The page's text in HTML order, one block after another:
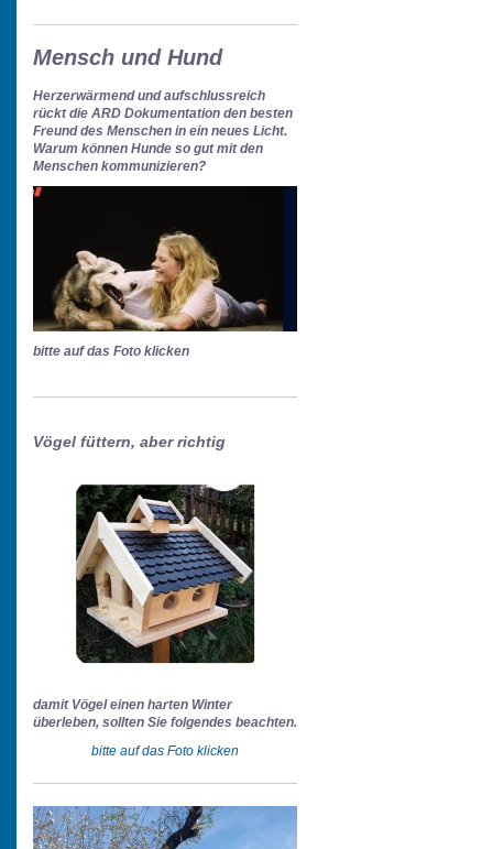
Mensch und Hund
Herzerwärmend und aufschlussreich
rückt die ARD Dokumentation den besten
Freund des Menschen in ein neues Licht.
Warum können Hunde so gut mit den
Menschen kommunizieren?
bitte auf das Foto klicken
Vögel füttern, aber richtig
damit Vögel einen harten Winter
überleben, sollten Sie folgendes beachten.
bitte auf das Foto klicken